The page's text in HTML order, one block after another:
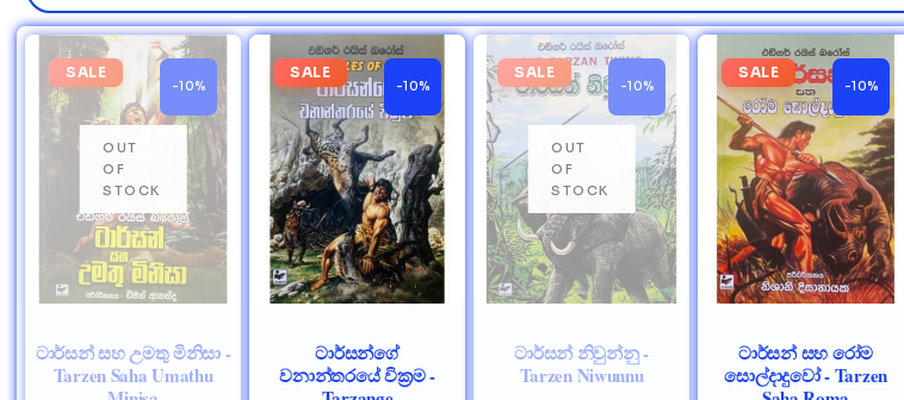
SALE
-10%
ටාර්සන් සහ උමතු මිනිසා -
Tarzen Saha Umathu
SALE
-10%
ටාර්සන්ගේ
වනාන්තරයේ වික්‍රම -
SALE
-10%
ටාර්සන් නිවුන්නු -
Tarzen Niwunnu
SALE
-10%
ටාර්සන් සහ රෝම
සොල්දාදුවෝ - Tarzen